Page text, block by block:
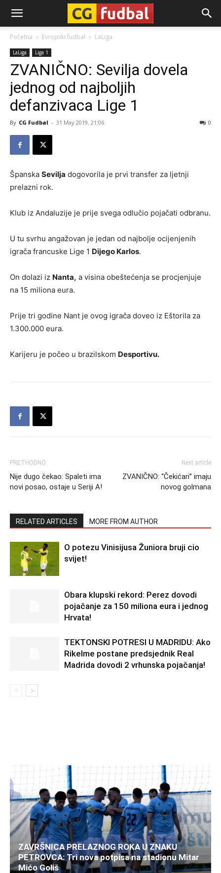
CG-
Fudbal
Početna Evropski fudbal LaLiga
LaLiga Liga 1
ZVANIČNO: Sevilja dovela
jednog od najboljih
defanzivaca Lige 1
By CG Fudbal - 31 May 2019. 21:06 0
Španska Sevilja dogovorila je prvi transfer za ljetnji
prelazni rok.
Klub iz Andaluzije je prije svega odlučio pojačati odbranu.
U tu svrhu angažovan je jedan od najbolje ocijenjenih
igrača francuske Lige 1 Dijego Karlos.
On dolazi iz Nanta, a visina obeštećenja se procjenjuje
na 15 miliona eura.
Prije tri godine Nant je ovog igrača doveo iz Eštorila za
1.300.000 eura.
Karijeru je počeo u brazilskom Desportivu.
PRETHODNO
Nije dugo čekao: Spaleti ima
novi posao, ostaje u Seriji A!
Next article
ZVANIČNO: “Čekićari” imaju
novog golmana
RELATED ARTICLES MORE FROM AUTHOR
O potezu Vinisijusa Žuniora bruji cio
svijet!
Obara klupski rekord: Perez dovodi
pojačanje za 150 miliona eura i jednog
Hrvata!
TEKTONSKI POTRESI U MADRIDU: Ako
Rikelme postane predsjednik Real
Madrida dovodi 2 vrhunska pojačanja!
ZAVRŠNICA PRELAZNOG ROKA U ZNAKU
PETROVCA: Tri nova potpisa na stadionu Mitar
Mićo Goliš